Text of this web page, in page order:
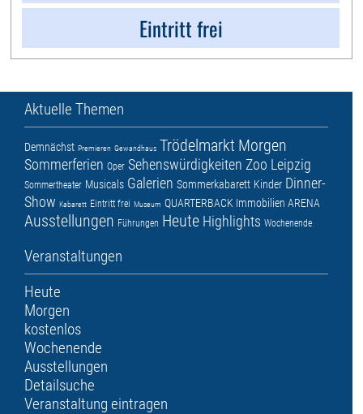
Eintritt frei
Aktuelle Themen
Demnächst Premieren Gewandhaus Trödelmarkt Morgen
Sommerferien Oper Sehenswürdigkeiten Zoo Leipzig
Sommertheater Musicals Galerien Sommerkabarett Kinder Dinner-
Show Kabarett Eintritt frei Museum QUARTERBACK Immobilien ARENA
Ausstellungen Führungen Heute Highlights Wochenende
Veranstaltungen
Heute
Morgen
kostenlos
Wochenende
Ausstellungen
Detailsuche
Veranstaltung eintragen